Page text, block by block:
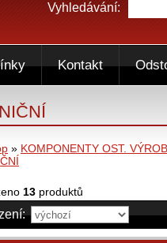
» KOMPONENTY OST.
13 produktů
Vyhledávání:
Kontakt